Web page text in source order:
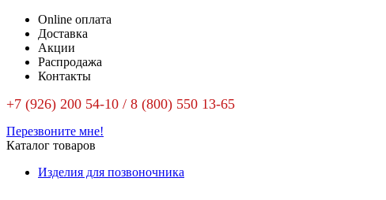
Online оплата
Доставка
Акции
Распродажа
Контакты
+7 (926) 200 54-10 / 8 (800) 550 13-65
Перезвоните мне!
Каталог товаров
Изделия для позвоночника